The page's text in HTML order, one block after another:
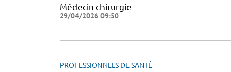
Médecin chirurgie
29/04/2026 09:50
PROFESSIONNELS DE SANTÉ